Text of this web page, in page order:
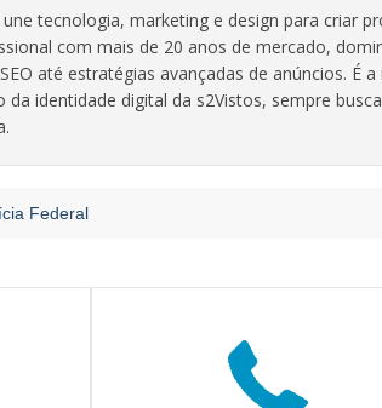
tecnologia, marketing e design para criar
com mais de 20 anos de mercado,
até estratégias avançadas de anúncios. É
da identidade digital da s2Vistos, sempre
Federal